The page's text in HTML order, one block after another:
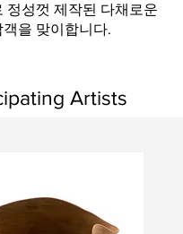
정성껏 제작된 다채로운
을 맞이합니다.
Artists